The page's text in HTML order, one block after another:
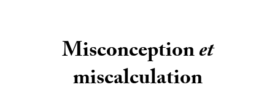
Misconceptionet
miscalculation